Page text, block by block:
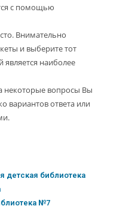
с помощью
Внимательно
и выберите тот
является наиболее
некоторые вопросы Вы
вариантов ответа или
детская библиотека
№7